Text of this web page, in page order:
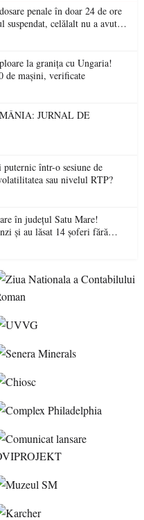
penale în doar 24 de ore
suspendat, celălalt nu a avut
la granița cu Ungaria!
de mașini, verificate
JURNAL DE
într-o sesiune de
sau nivelul RTP?
în județul Satu Mare!
și au lăsat 14 șoferi fără